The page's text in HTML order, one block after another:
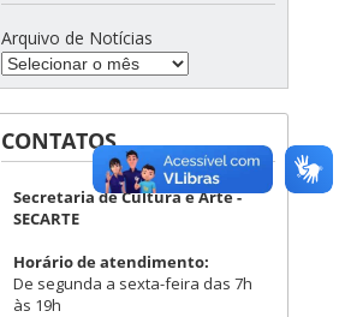
Arquivo de Notícias
CONTATOS
Secretaria de Cultura e Arte -
SECARTE
Horário de atendimento:
De segunda a sexta-feira das 7h
às 19h